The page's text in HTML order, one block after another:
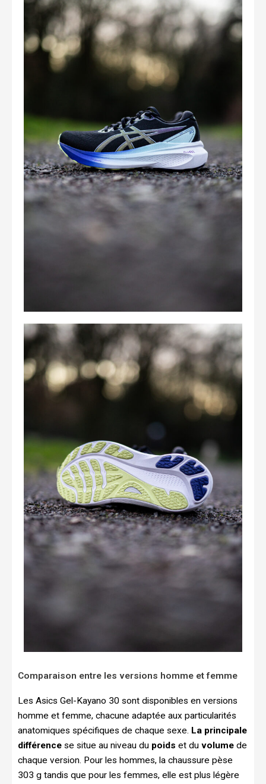
Comparaison entre les versions homme et femme
Les Asics Gel-Kayano 30 sont disponibles en versions
homme et femme, chacune adaptée aux particularités
anatomiques spécifiques de chaque sexe. La principale
différence se situe au niveau du poids et du volume de
chaque version. Pour les hommes, la chaussure pèse
303 g tandis que pour les femmes, elle est plus légère